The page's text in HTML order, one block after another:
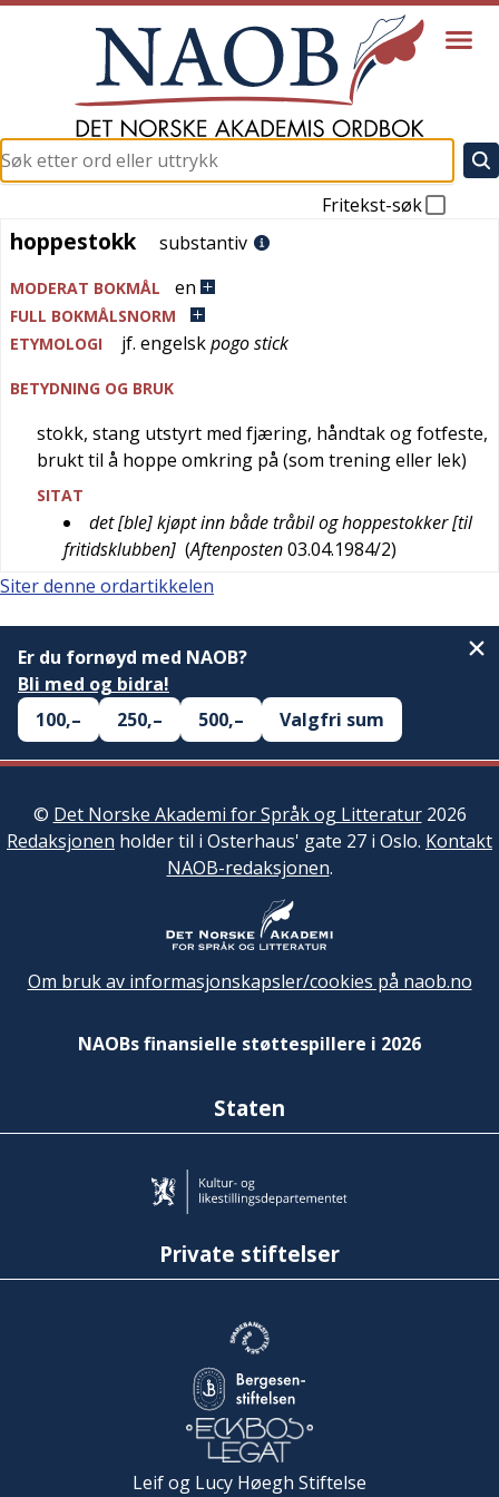
Fritekst-søk
hoppestokk
hoppestokk substantiv
MODERAT BOKMÅL en
FULL BOKMÅLSNORM
ETYMOLOGI
jf. engelskpogo stick
BETYDNING OG BRUK
stokk, stang utstyrt med fjæring, håndtak og fotfeste,
brukt til å hoppe omkring på (som trening eller lek)
SITAT
det [ble] kjøpt inn både tråbil og hoppestokker [til
fritidsklubben] (Aftenposten03.04.1984/2)
Siter denne ordartikkelen
Er du fornøyd med NAOB?
Bli med og bidra!
100,–
250,– 500,– Valgfri sum
© Det Norske Akademi for Språk og Litteratur2026
Redaksjonen holder til i Osterhaus' gate 27 i Oslo. Kontakt
NAOB-redaksjonen.
Om bruk av informasjonskapsler/cookies på naob.no
NAOBs finansielle støttespillere i 2026
Staten
Private stiftelser
Leif og Lucy Høegh Stiftelse